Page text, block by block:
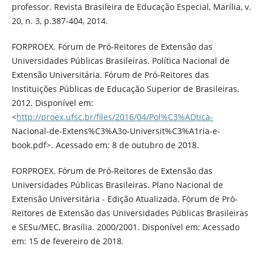
professor. Revista Brasileira de Educação Especial, Marília, v.
20, n. 3, p.387-404, 2014.
FORPROEX. Fórum de Pró-Reitores de Extensão das
Universidades Públicas Brasileiras. Política Nacional de
Extensão Universitária. Fórum de Pró-Reitores das
Instituições Públicas de Educação Superior de Brasileiras,
2012. Disponível em:
<http://proex.ufsc.br/files/2016/04/Pol%C3%ADtica-
Nacional-de-Extens%C3%A3o-Universit%C3%A1ria-e-
book.pdf>. Acessado em: 8 de outubro de 2018.
FORPROEX. Fórum de Pró-Reitores de Extensão das
Universidades Públicas Brasileiras. Plano Nacional de
Extensão Universitária - Edição Atualizada. Fórum de Pró-
Reitores de Extensão das Universidades Públicas Brasileiras
e SESu/MEC, Brasília. 2000/2001. Disponível em: Acessado
em: 15 de fevereiro de 2018.